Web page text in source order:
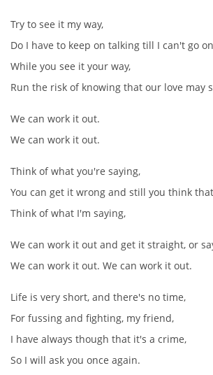
AUTOMOBILY
DISKOGRAFIE - SINGLY ŘADOVÉ
DISKOGRAFIE - EP
DISKOGRAFIE - ALBA ŘADOVÁ
DISKOGRAFIE - ALBA JINÁ
Try to see it my way,
Do I have to keep on talking till I can't go
While you see it your way,
Run the risk of knowing that our love may
We can work it out.
We can work it out.
Think of what you're saying,
You can get it wrong and still you think
Think of what I'm saying,
We can work it out and get it straight, or
We can work it out. We can work it out.
Life is very short, and there's no time,
For fussing and fighting, my friend,
I have always though that it's a crime,
So I will ask you once again.